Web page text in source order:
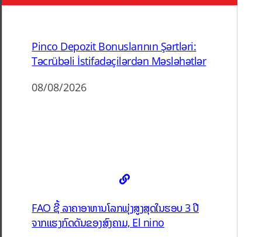
Pinco Depozit Bonuslarının Şərtləri:
Təcrübəli İstifadəçilərdən Məsləhətlər
08/08/2026
FAO ຊີ້ ລາຄາອາຫານໂລກພຸ່ງສູງສຸດໃນຮອບ 3 ປີ
ຈາກແຮງກົດດັນຂອງສົງຄາມ, El nino